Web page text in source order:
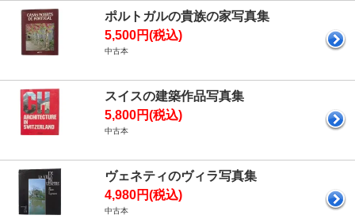
ポルトガルの貴族の家写真集
5,500円(税込)
中古本
スイスの建築作品写真集
5,800円(税込)
中古本
ヴェネティのヴィラ写真集
4,980円(税込)
中古本